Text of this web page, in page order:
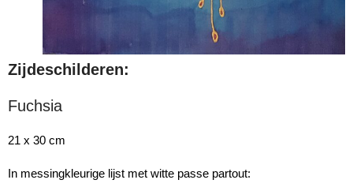
Zijdeschilderen:
Fuchsia
21 x 30 cm
In messingkleurige lijst met witte passe partout: